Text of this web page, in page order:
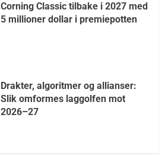
Corning Classic tilbake i 2027 med
5 millioner dollar i premiepotten
Drakter, algoritmer og allianser:
Slik omformes laggolfen mot
2026–27